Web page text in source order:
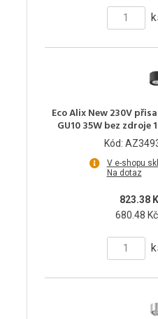
Eco Alix New 230V
GU10 35W bez zdroje
Kód:
V e-shopu
Na dotaz
823.38
680.48